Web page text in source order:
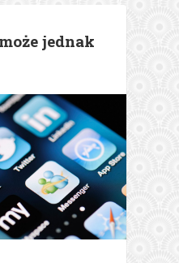
jednak